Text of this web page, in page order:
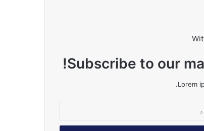
Subscribe to our
Lorem